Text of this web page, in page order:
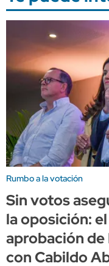
Rumbo a la votación
Sin votos
la oposición:
aprobación de
con Cabildo